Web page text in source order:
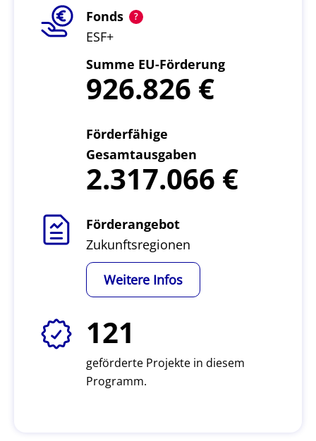
Fonds
ESF+
Summe EU-Förderung
926.826
Förderfähige
Gesamtausgaben
2.317.066
Förderangebot
Zukunftsregionen
Weitere Infos
121
geförderte Projekte in diesem
Programm.